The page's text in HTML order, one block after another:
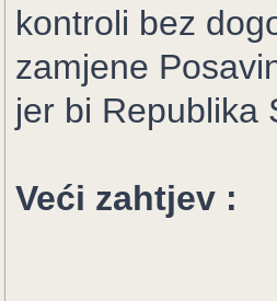
kontroli bez
zamjene
jer bi Republika
Veći zahtjev :